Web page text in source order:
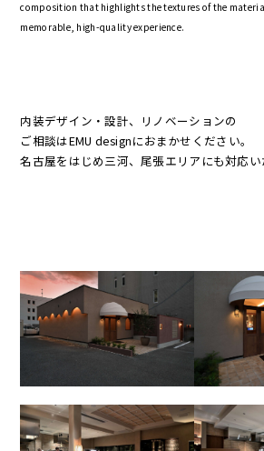
composition that highlights the textures of the
memorable, high-quality experience.
内装デザイン・設計、リノベーションの
ご相談はEMU designにおまかせください。
名古屋をはじめ三河、尾張エリアにも対応い